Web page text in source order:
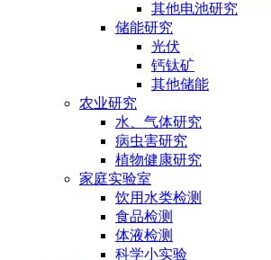
其他电池研究
储能研究
光伏
钙钛矿
其他储能
农业研究
水、气体研究
病虫害研究
植物健康研究
家庭实验室
饮用水类检测
食品检测
体液检测
科学小实验